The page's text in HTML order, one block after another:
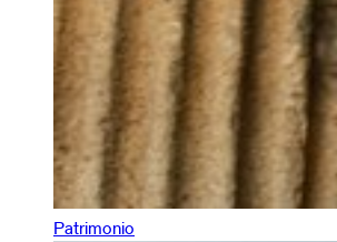
Patrimonio